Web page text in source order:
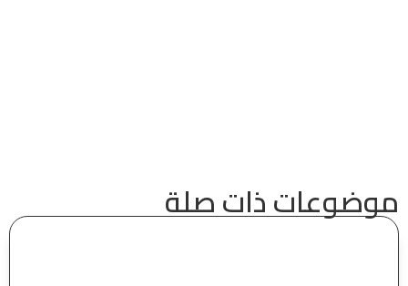
موضوعات ذات صلة